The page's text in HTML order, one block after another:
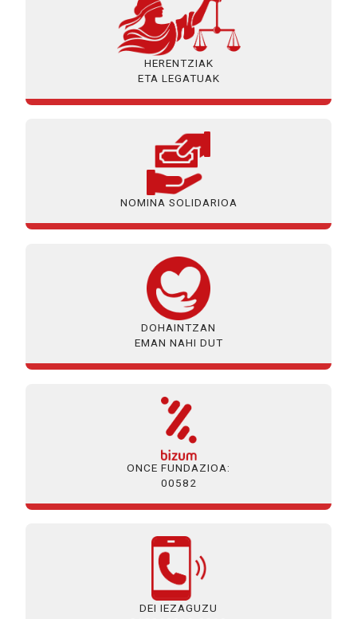
HERENTZIAK
ETA LEGATUAK
NOMINA SOLIDARIOA
DOHAINTZAN
EMAN NAHI DUT
ONCE FUNDAZIOA:
00582
DEI IEZAGUZU